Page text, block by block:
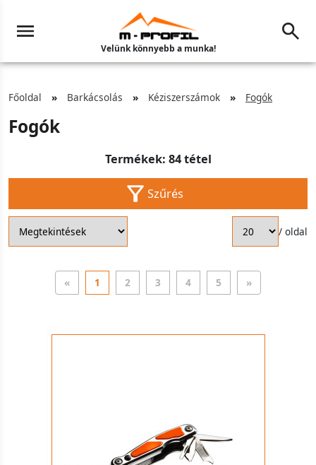
Velünk könnyebb a munka!
Főoldal Barkácsolás Kéziszerszámok Fogók
Fogók
Termékek: 84 tétel
Szűrés
/ oldal
« 1 2 3 4 5 »